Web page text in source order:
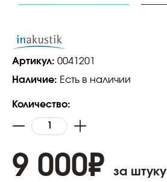
Артикул: 0041201
Наличие: Есть в наличии
Количество:
9 000₽ за штуку